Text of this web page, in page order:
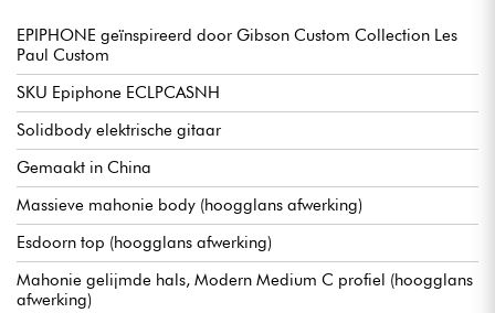
EPIPHONE geïnspireerd door Gibson Custom Collection Les
Paul Custom
SKU Epiphone ECLPCASNH
Solidbody elektrische gitaar
Gemaakt in China
Massieve mahonie body (hoogglans afwerking)
Esdoorn top (hoogglans afwerking)
Mahonie gelijmde hals, Modern Medium C profiel (hoogglans
afwerking)